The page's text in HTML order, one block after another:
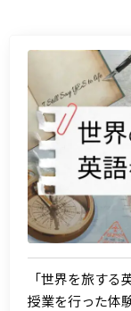
「世界を旅す
授業を行った体